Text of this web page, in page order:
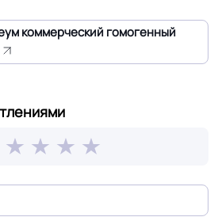
R10коммерческий гомогенный